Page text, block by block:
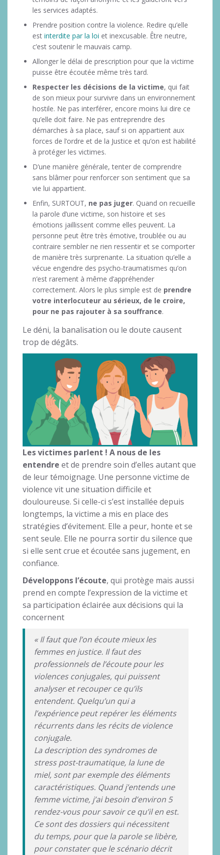
les services adaptés.
Prendre position contre la violence. Redire qu’elle
est interdite par la loi et inexcusable. Être neutre,
c’est soutenir le mauvais camp.
Allonger le délai de prescription pour que la victime
puisse être écoutée même très tard.
Respecter les décisions de la victime, qui fait
de son mieux pour survivre dans un environnement
hostile. Ne pas interférer, encore moins lui dire ce
qu’elle doit faire. Ne pas entreprendre des
démarches à sa place, sauf si on appartient aux
forces de l’ordre et de la Justice et qu’on est habilité
à protéger les victimes.
D’une manière générale, tenter de comprendre
sans blâmer pour renforcer son sentiment que sa
vie lui appartient.
Enfin, SURTOUT, ne pas juger. Quand on recueille
la parole d’une victime, son histoire et ses
émotions jaillissent comme elles peuvent. La
personne peut être très émotive, troublée ou au
contraire sembler ne rien ressentir et se comporter
de manière très surprenante. La situation qu’elle a
vécue engendre des psycho-traumatismes qu’on
n’est rarement à même d’appréhender
correctement. Alors le plus simple est de prendre
votre interlocuteur au sérieux, de le croire,
pour ne pas rajouter à sa souffrance.
Le déni, la banalisation ou le doute causent
trop de dégâts.
Les victimes parlent ! A nous de les
entendre et de prendre soin d’elles autant que
de leur témoignage. Une personne victime de
violence vit une situation difficile et
douloureuse. Si celle-ci s’est installée depuis
longtemps, la victime a mis en place des
stratégies d’évitement. Elle a peur, honte et se
sent seule. Elle ne pourra sortir du silence que
si elle sent crue et écoutée sans jugement, en
confiance.
Développons l’écoute, qui protège mais aussi
prend en compte l’expression de la victime et
sa participation éclairée aux décisions qui la
concernent
« Il faut que l’on écoute mieux les
femmes en justice. Il faut des
professionnels de l’écoute pour les
violences conjugales, qui puissent
analyser et recouper ce qu’ils
entendent. Quelqu’un qui a
l’expérience peut repérer les éléments
récurrents dans les récits de violence
conjugale.
La description des syndromes de
stress post-traumatique, la lune de
miel, sont par exemple des éléments
caractéristiques. Quand j’entends une
femme victime, j’ai besoin d’environ 5
rendez-vous pour savoir ce qu’il en est.
Ce sont des dossiers qui nécessitent
du temps, pour que la parole se libère,
pour constater que le scénario décrit